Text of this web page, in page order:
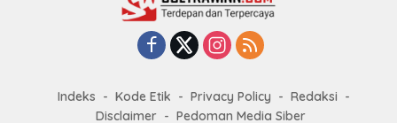
Indeks Kode Etik Privacy Policy
Redaksi
Disclaimer
Pedoman Media Siber